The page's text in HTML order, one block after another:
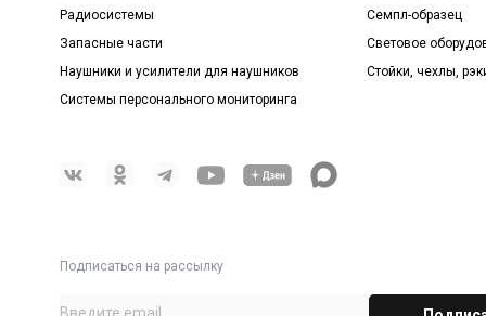
Радиосистемы
Запасные части
Наушники и усилители для наушников
Системы персонального мониторинга
Семпл-образец
Световое
Стойки, чехлы,
Подписаться на рассылку